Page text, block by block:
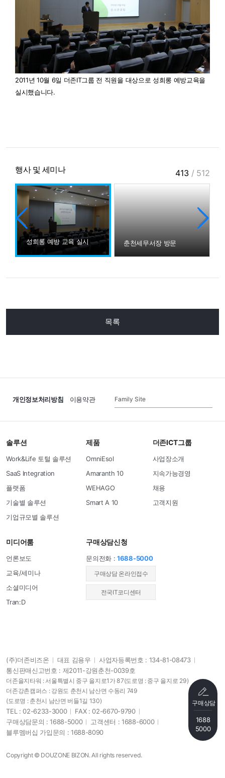
2011년 10월 6일 더존IT그룹 전 직원을 대상으로 성희롱 예방교육을
실시했습니다.
행사 및 세미나
성희롱 예방 교육 실시 춘천세무서장 방문
413/ 512
목록
구매상담
1688
5000
개인정보처리방침 이용약관 Family Site
솔루션
Work&Life 토털 솔루션
SaaS Integration
플랫폼
기술별 솔루션
기업규모별 솔루션
제품
OmniEsol
Amaranth 10
WEHAGO
Smart A 10
더존ICT그룹
사업장소개
지속가능경영
채용
고객지원
미디어룸
언론보도
교육/세미나
소셜미디어
Tran:D
구매상담신청
문의전화 :1688-5000
​구매상담 온라인접수
전국IT코디센터
(주)더존비즈온 대표 김용우
사업자등록번호 : 134-81-08473
통신판매신고번호 : 제2011-강원춘천-0039호
더존을지타워 : 서울특별시 중구 을지로1가 87(도로명 : 중구 을지로 29)
더존강촌캠퍼스 : 강원도 춘천시 남산면 수동리 749
(도로명 : 춘천시 남산면 버들1길 130)
TEL : 02-6233-3000
FAX : 02-6670-9790
구매상담문의 : 1688-5000
고객센터 : 1688-6000
블루멤버십 가입문의 : 1688-8090
Copyright © DOUZONE BIZON. All rights reserved.